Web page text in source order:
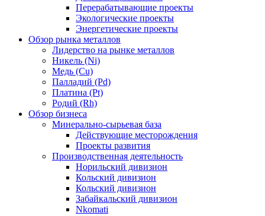
Перерабатывающие проекты
Экологические проекты
Энергетические проекты
Обзор рынка металлов
Лидерство на рынке металлов
Никель (Ni)
Медь (Cu)
Палладий (Pd)
Платина (Pt)
Родий (Rh)
Обзор бизнеса
Минерально-сырьевая база
Действующие месторождения
Проекты развития
Производственная деятельность
Норильский дивизион
Кольский дивизион
Кольский дивизион
Забайкальский дивизион
Nkomati